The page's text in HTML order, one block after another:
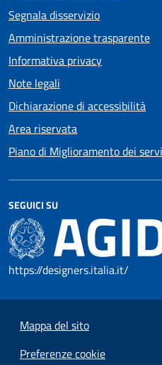
Segnala disservizio
Amministrazione trasparente
Informativa privacy
Note legali
Dichiarazione di accessibilità
Area riservata
Piano di Miglioramento dei
SEGUICI SU
https://designers.italia.it/
Mappa del sito
Preferenze cookie